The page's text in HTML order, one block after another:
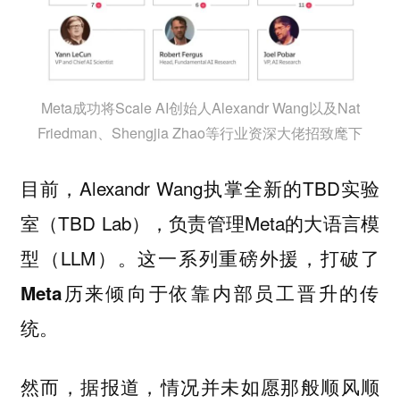
Meta成功将Scale AI创始人Alexandr Wang以及Nat
Friedman、Shengjia Zhao等行业资深大佬招致麾下
目前，Alexandr Wang执掌全新的TBD实验
室（TBD Lab），负责管理Meta的大语言模
型（LLM）。这一系列重磅外援，打破了
Meta历来倾向于依靠内部员工晋升的传
统。
然而，据报道，情况并未如愿那般顺风顺